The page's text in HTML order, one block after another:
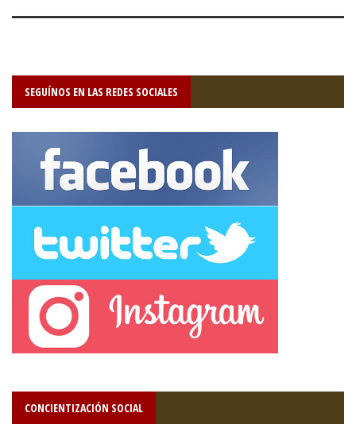
SEGUÍNOS EN LAS REDES SOCIALES
CONCIENTIZACIÓN SOCIAL